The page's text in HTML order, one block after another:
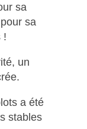
sa
sa
!
un
a été
stables